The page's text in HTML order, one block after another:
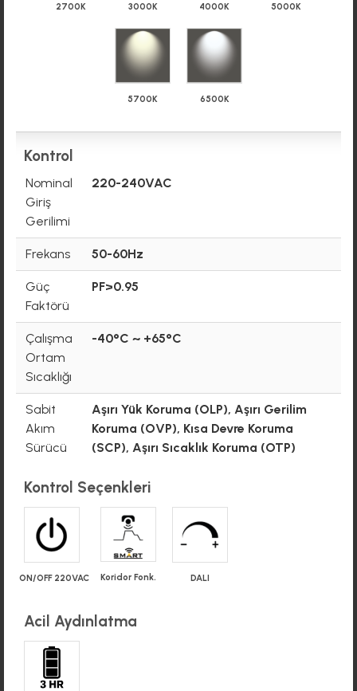
2700K 3000K 4000K 5000K
5700K 6500K
Kontrol
Nominal
Giriş
Gerilimi
220-240VAC
Frekans 50-60Hz
Güç
Faktörü
PF>0.95
Çalışma
Ortam
Sıcaklığı
-40°C ~ +65°C
Sabit
Akım
Sürücü
Aşırı Yük Koruma (OLP), Aşırı Gerilim
Koruma (OVP), Kısa Devre Koruma
(SCP), Aşırı Sıcaklık Koruma (OTP)
Kontrol Seçenkleri
ON/OFF 220VAC Koridor Fonk. DALI
Acil Aydınlatma